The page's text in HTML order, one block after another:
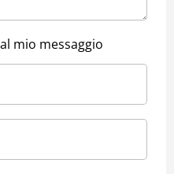
mio messaggio